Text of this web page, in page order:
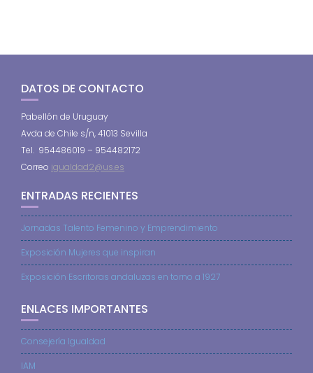
DATOS DE CONTACTO
Pabellón de Uruguay
Avda de Chile s/n, 41013 Sevilla
Tel. 954486019 – 954482172
Correo igualdad2@us.es
ENTRADAS RECIENTES
Jornadas Talento Femenino y Emprendimiento
Exposición Mujeres que inspiran
Exposición Escritoras andaluzas en torno a 1927
ENLACES IMPORTANTES
Consejería Igualdad
IAM